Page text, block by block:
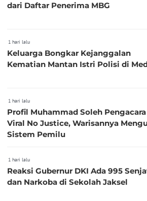
dari Daftar Penerima MBG
1 hari lalu
Keluarga Bongkar Kejanggalan
Kematian Mantan Istri Polisi di
1 hari lalu
Profil Muhammad Soleh
Viral No Justice, Warisannya
Sistem Pemilu
1 hari lalu
Reaksi Gubernur DKI Ada 995 Senjata
dan Narkoba di Sekolah Jaksel